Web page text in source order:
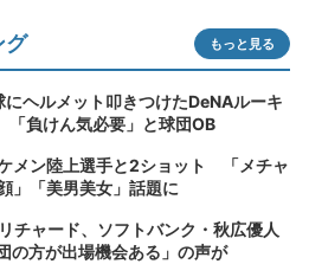
グ もっと見る
ヘルメット叩きつけたDeNAルーキ
負けん気必要」と球団OB
メン陸上選手と2ショット 「メチャ
」「美男美女」話題に
チャード、ソフトバンク・秋広優人
の方が出場機会ある」の声が